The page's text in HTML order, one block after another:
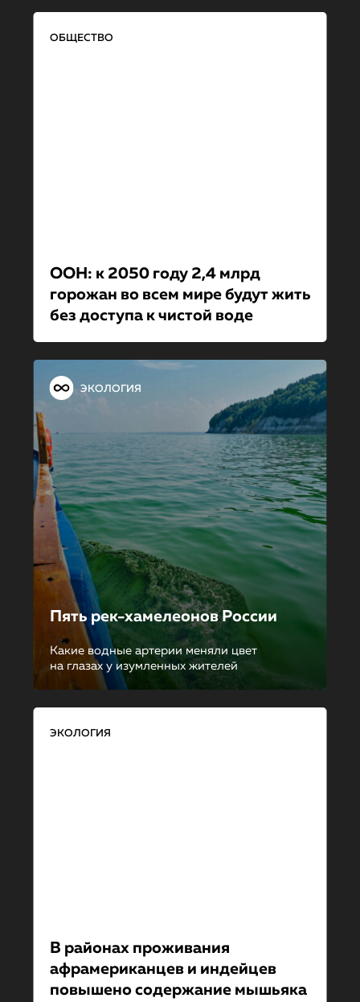
ОБЩЕСТВО
ООН: к 2050 году 2,4 млрд
горожан во всем мире будут жить
без доступа к чистой воде
ЭКОЛОГИЯ
Пять рек-хамелеонов России
Какие водные артерии меняли цвет
на глазах у изумленных жителей
ЭКОЛОГИЯ
В районах проживания
афрамериканцев и индейцев
повышено содержание мышьяка